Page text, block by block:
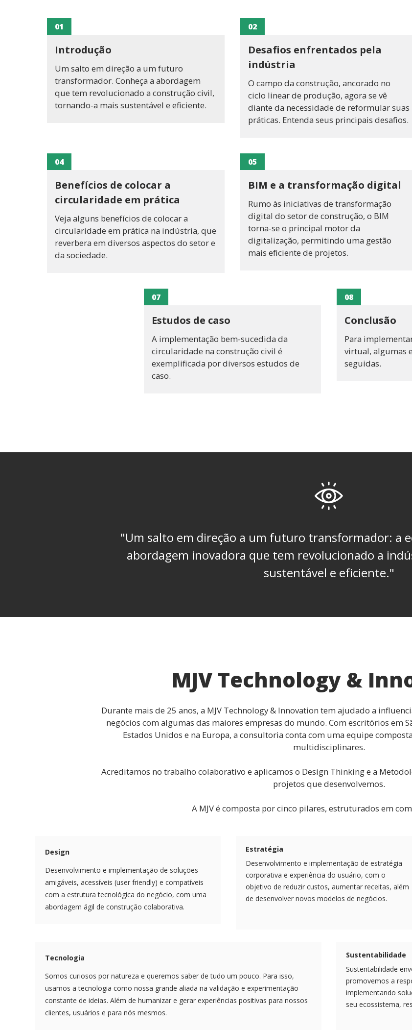
01
Introdução
Um salto em direção a um futuro
transformador. Conheça a abordagem
que tem revolucionado a construção civil,
tornando-a mais sustentável e eficiente.
02
Desafios enfrentados pela
indústria
O campo da construção, ancorado no
ciclo linear de produção, agora se vê
diante da necessidade de reformular suas
práticas. Entenda seus principais desafios.
04
Benefícios de colocar a
circularidade em prática
Veja alguns benefícios de colocar a
circularidade em prática na indústria, que
reverbera em diversos aspectos do setor e
da sociedade.
05
BIM e a transformação digital
Rumo às iniciativas de transformação
digital do setor de construção, o BIM
torna-se o principal motor da
digitalização, permitindo uma gestão
mais eficiente de projetos.
07
Estudos de caso
A implementação bem-sucedida da
circularidade na construção civil é
exemplificada por diversos estudos de
caso.
08
Conclusão
Para
virtual, algumas
seguidas.
"Um salto em direção a um futuro transformador: a
abordagem inovadora que tem revolucionado a
sustentável e eficiente."
MJV Technology &
Durante mais de 25 anos, a MJV Technology & Innovation tem ajudado a
negócios com algumas das maiores empresas do mundo. Com escritórios em
Estados Unidos e na Europa, a consultoria conta com uma equipe
multidisciplinares.
Acreditamos no trabalho colaborativo e aplicamos o Design Thinking e a
projetos que desenvolvemos.
A MJV é composta por cinco pilares, estruturados em
Design
Desenvolvimento e implementação de soluções
amigáveis, acessíveis (user friendly) e compatíveis
com a estrutura tecnológica do negócio, com uma
abordagem ágil de construção colaborativa.
Estratégia
Desenvolvimento e implementação de estratégia
corporativa e experiência do usuário, com o
objetivo de reduzir custos, aumentar receitas, além
de desenvolver novos modelos de negócios.
Tecnologia
Somos curiosos por natureza e queremos saber de tudo um pouco. Para isso,
usamos a tecnologia como nossa grande aliada na validação e experimentação
constante de ideias. Além de humanizar e gerar experiências positivas para nossos
clientes, usuários e para nós mesmos.
Sustentabilidade
Sustentabilidade
promovemos a
implementando
seu ecossistema,